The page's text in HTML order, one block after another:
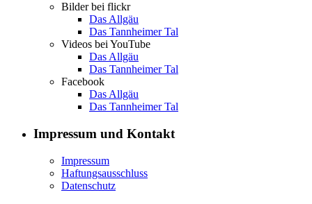
Bilder bei flickr
Das Allgäu
Das Tannheimer Tal
Videos bei YouTube
Das Allgäu
Das Tannheimer Tal
Facebook
Das Allgäu
Das Tannheimer Tal
Impressum und Kontakt
Impressum
Haftungsausschluss
Datenschutz